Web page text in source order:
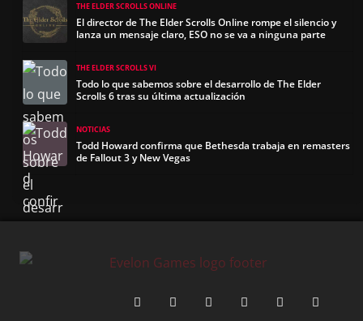
THE ELDER SCROLLS ONLINE
El director de The Elder Scrolls Online rompe el silencio y
lanza un mensaje claro, ESO no se va a ninguna parte
THE ELDER SCROLLS VI
Todo lo que sabemos sobre el desarrollo de The Elder
Scrolls 6 tras su última actualización
NOTICIAS
Todd Howard confirma que Bethesda trabaja en remasters
de Fallout 3 y New Vegas